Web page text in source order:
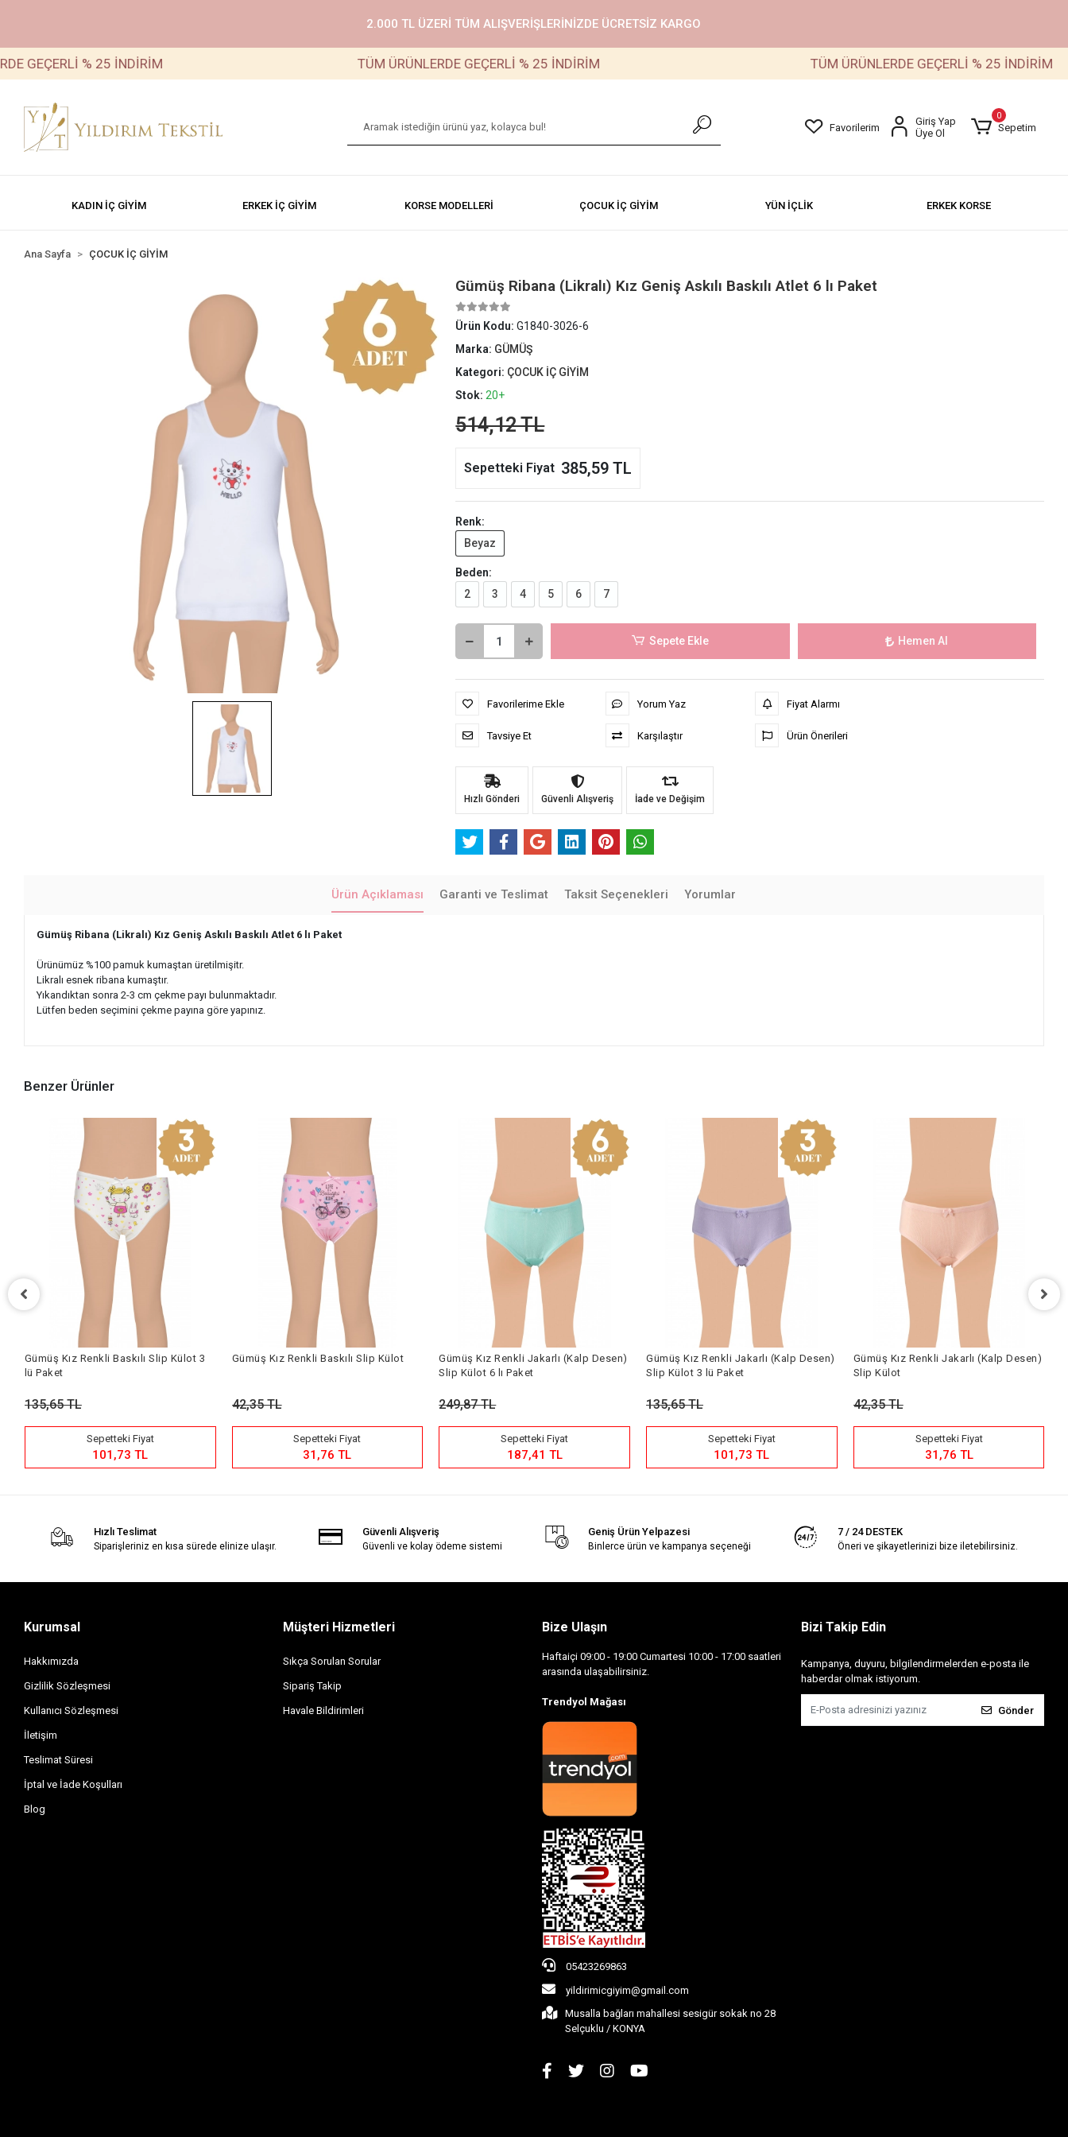
2.000 TL ÜZERİ TÜM ALIŞVERİŞLERİNİZDE ÜCRETSİZ KARGO
% 25 İNDİRİM TÜM ÜRÜNLERDE GEÇERLİ % 25 İNDİRİM TÜM ÜRÜNLERDE GEÇERLİ % 25 İNDİRİM
Favorilerim
Giriş Yap
Üye Ol
0
Sepetim
KADIN İÇ GİYİM ERKEK İÇ GİYİM KORSE MODELLERİ ÇOCUK İÇ GİYİM YÜN İÇLİK ERKEK KORSE
Ana Sayfa ÇOCUK İÇ GİYİM
Gümüş Ribana (Likralı) Kız Geniş Askılı Baskılı Atlet 6 lı Paket
Ürün Kodu:G1840-3026-6
Marka: GÜMÜŞ
Kategori: ÇOCUK İÇ GİYİM
Stok:20+
514,12 TL
Sepetteki Fiyat 385,59 TL
Renk:
Beyaz
Beden:
2
3 4 5 6 7
Sepete Ekle Hemen Al
Favorilerime Ekle
Tavsiye Et
Yorum Yaz
Karşılaştır
Fiyat Alarmı
Ürün Önerileri
Hızlı Gönderi Güvenli Alışveriş İade ve Değişim
Ürün Açıklaması Garanti ve Teslimat Taksit Seçenekleri Yorumlar
Gümüş Ribana (Likralı) Kız Geniş Askılı Baskılı Atlet 6 lı Paket
Ürünümüz %100 pamuk kumaştan üretilmişitr.
Likralı esnek ribana kumaştır.
Yıkandıktan sonra 2-3 cm çekme payı bulunmaktadır.
Lütfen beden seçimini çekme payına göre yapınız.
Benzer Ürünler
Gümüş Kız Renkli Baskılı Slip Külot 3
lü Paket
135,65 TL
Sepetteki Fiyat
101,73 TL
Gümüş Kız Renkli Baskılı Slip Külot
42,35 TL
Sepetteki Fiyat
31,76 TL
Gümüş Kız Renkli Jakarlı (Kalp Desen)
Slip Külot 6 lı Paket
249,87 TL
Sepetteki Fiyat
187,41 TL
Gümüş Kız Renkli Jakarlı (Kalp Desen)
Slip Külot 3 lü Paket
135,65 TL
Sepetteki Fiyat
101,73 TL
Gümüş Kız Renkli Jakarlı (Kalp Desen)
Slip Külot
42,35 TL
Sepetteki Fiyat
31,76 TL
Hızlı Teslimat
Siparişleriniz en kısa sürede elinize ulaşır.
Güvenli Alışveriş
Güvenli ve kolay ödeme sistemi
Geniş Ürün Yelpazesi
Binlerce ürün ve kampanya seçeneği
7 / 24 DESTEK
Öneri ve şikayetlerinizi bize iletebilirsiniz.
Kurumsal
Hakkımızda
Gizlilik Sözleşmesi
Kullanıcı Sözleşmesi
İletişim
Teslimat Süresi
İptal ve İade Koşulları
Blog
Müşteri Hizmetleri
Sıkça Sorulan Sorular
Sipariş Takip
Havale Bildirimleri
Bize Ulaşın
Haftaiçi 09:00 - 19:00 Cumartesi 10:00 - 17:00 saatleri
arasında ulaşabilirsiniz.
Trendyol Mağası
05423269863
yildirimicgiyim@gmail.com
Musalla bağları mahallesi sesigür sokak no 28
Selçuklu / KONYA
Bizi Takip Edin
Kampanya, duyuru, bilgilendirmelerden e-posta ile
haberdar olmak istiyorum.
Gönder